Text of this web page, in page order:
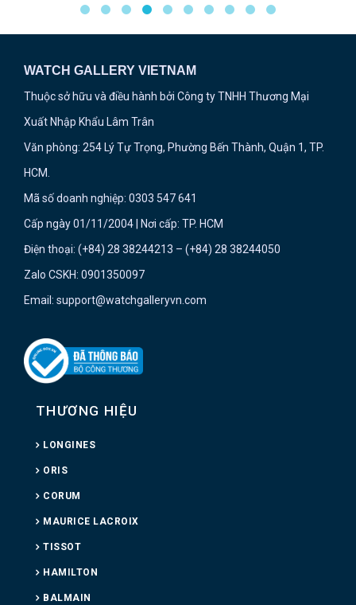
WATCH GALLERY VIETNAM
Thuộc sở hữu và điều hành bởi Công ty TNHH Thương Mại
Xuất Nhập Khẩu Lâm Trân
Văn phòng: 254 Lý Tự Trọng, Phường Bến Thành, Quận 1, TP.
HCM.
Mã số doanh nghiệp: 0303 547 641
Cấp ngày 01/11/2004 | Nơi cấp: TP. HCM
Điện thoại: (+84) 28 38244213 – (+84) 28 38244050
Zalo CSKH: 0901350097
Email: support@watchgalleryvn.com
THƯƠNG HIỆU
LONGINES
ORIS
CORUM
MAURICE LACROIX
TISSOT
HAMILTON
BALMAIN